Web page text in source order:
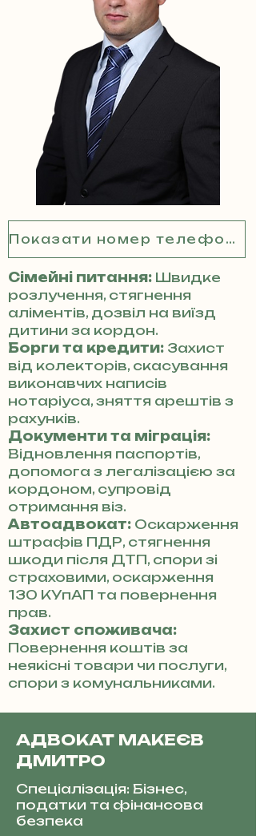
Показати номер телефону
Сімейні питання: Швидке
розлучення, стягнення
аліментів, дозвіл на виїзд
дитини за кордон.
Борги та кредити: Захист
від колекторів, скасування
виконавчих написів
нотаріуса, зняття арештів з
рахунків.
Документи та міграція:
Відновлення паспортів,
допомога з легалізацією за
кордоном, супровід
отримання віз.
Автоадвокат: Оскарження
штрафів ПДР, стягнення
шкоди після ДТП, спори зі
страховими, оскарження
130 КУпАП та повернення
прав.
Захист споживача:
Повернення коштів за
неякісні товари чи послуги,
спори з комунальниками.
АДВОКАТ МАКЕЄВ
ДМИТРО
Спеціалізація: Бізнес,
податки та фінансова
безпека